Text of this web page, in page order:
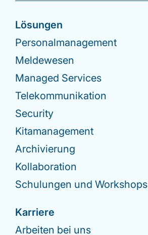
Lösungen
Personalmanagement
Meldewesen
Managed Services
Telekommunikation
Security
Kitamanagement
Archivierung
Kollaboration
Schulungen und Workshops
Karriere
Arbeiten bei uns